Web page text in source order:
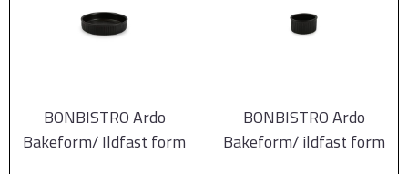
BONBISTRO Ardo
Bakeform/ Ildfast form
BONBISTRO Ardo
Bakeform/ ildfast form